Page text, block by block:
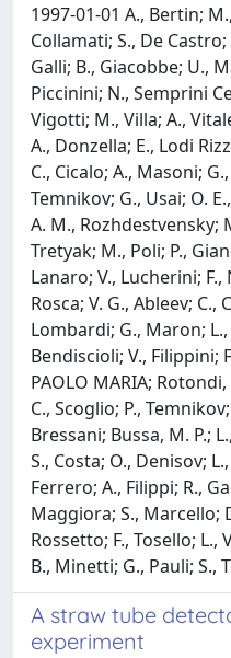
1997-01-01 A., Bertin;
Collamati; S., De
Galli; B., Giacobbe; U.,
Piccinini; N., Semprini
Vigotti; M., Villa; A.,
A., Donzella; E., Lodi
C., Cicalo; A., Masoni;
Temnikov; G., Usai; O.
A. M., Rozhdestvensky;
Tretyak; M., Poli; P.,
Lanaro; V., Lucherini;
Rosca; V. G., Ableev; C.,
Lombardi; G., Maron;
Bendiscioli; V., Filippini;
PAOLO MARIA;
C., Scoglio; P.,
Bressani; Bussa, M. P.;
S., Costa; O., Denisov;
Ferrero; A., Filippi; R.,
Maggiora; S., Marcello;
Rossetto; F., Tosello; L.,
B., Minetti; G., Pauli; S.,
A straw tube
experiment